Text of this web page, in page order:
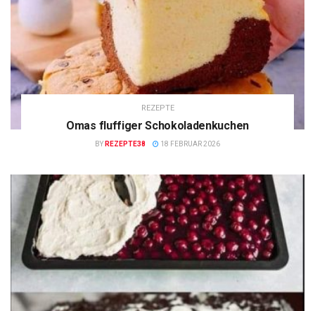
REZEPTE
Omas fluffiger Schokoladenkuchen
BY REZEPTE38 18 FEBRUAR 2026